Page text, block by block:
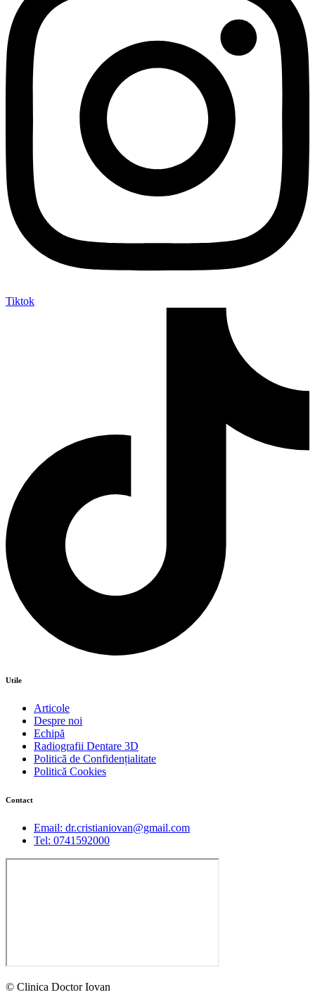
Tiktok
Utile
Articole
Despre noi
Echipă
Radiografii Dentare 3D
Politică de Confidențialitate
Politică Cookies
Contact
Email: dr.cristianiovan@gmail.com
Tel: 0741592000
© Clinica Doctor Iovan